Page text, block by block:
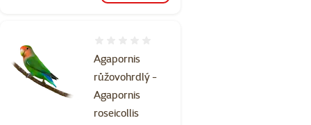
Agapornis
růžovohrdlý -
Agapornis
roseicollis